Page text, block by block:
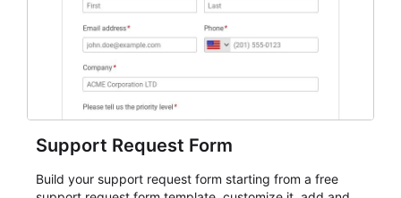
Support Request Form
Build your support request form starting from a free